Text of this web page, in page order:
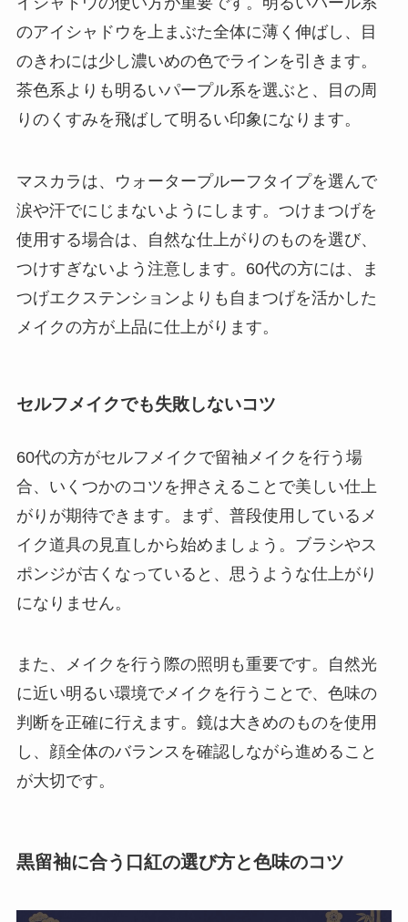
のアイシャドウを上まぶた全体に薄く伸ばし、目
のきわには少し濃いめの色でラインを引きます。
茶色系よりも明るいパープル系を選ぶと、目の周
りのくすみを飛ばして明るい印象になります。
マスカラは、ウォータープルーフタイプを選んで
涙や汗でにじまないようにします。つけまつげを
使用する場合は、自然な仕上がりのものを選び、
つけすぎないよう注意します。60代の方には、ま
つげエクステンションよりも自まつげを活かした
メイクの方が上品に仕上がります。
セルフメイクでも失敗しないコツ
60代の方がセルフメイクで留袖メイクを行う場
合、いくつかのコツを押さえることで美しい仕上
がりが期待できます。まず、普段使用しているメ
イク道具の見直しから始めましょう。ブラシやス
ポンジが古くなっていると、思うような仕上がり
になりません。
また、メイクを行う際の照明も重要です。自然光
に近い明るい環境でメイクを行うことで、色味の
判断を正確に行えます。鏡は大きめのものを使用
し、顔全体のバランスを確認しながら進めること
が大切です。
黒留袖に合う口紅の選び方と色味のコツ